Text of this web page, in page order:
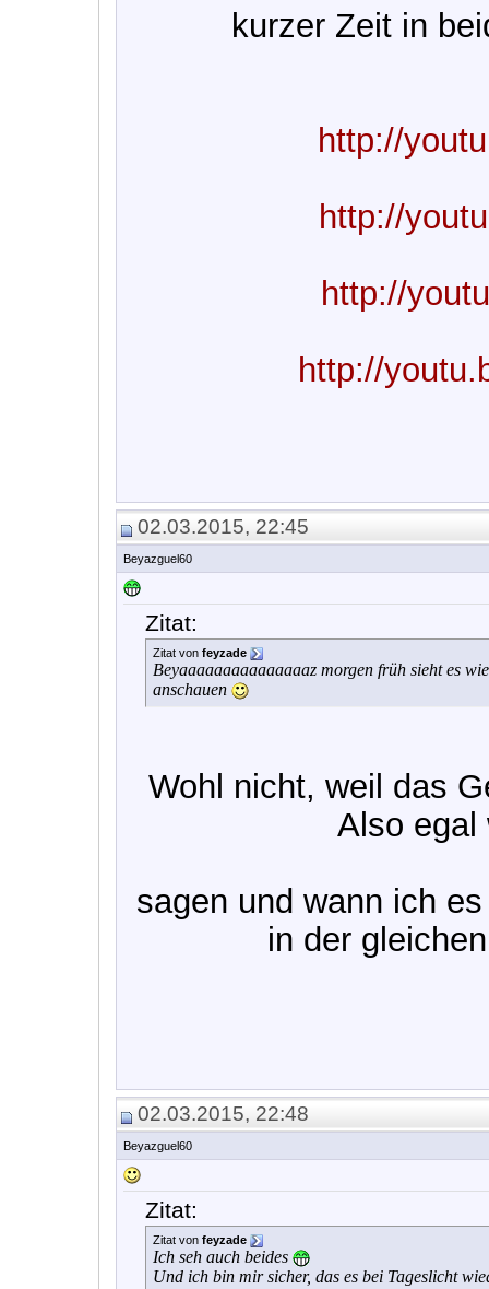
kurzer Zeit in
http://
http://
http://
http://
02.03.2015, 22:45
Beyazguel60
Zitat:
Zitat von feyzade
Beyaaaaaaaaaaaaaaaz morgen früh sieht es
anschauen
Wohl nicht, weil das
Also egal
sagen und wann ich
in der
02.03.2015, 22:48
Beyazguel60
Zitat:
Zitat von feyzade
Ich seh auch beides
Und ich bin mir sicher, das es bei Tageslicht